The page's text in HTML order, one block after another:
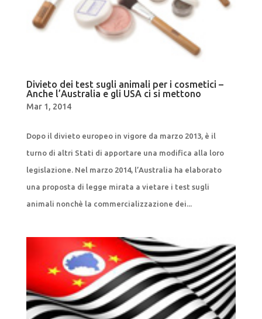
Divieto dei test sugli animali per i cosmetici –
Anche l’Australia e gli USA ci si mettono
Mar 1, 2014
Dopo il divieto europeo in vigore da marzo 2013, è il
turno di altri Stati di apportare una modifica alla loro
legislazione. Nel marzo 2014, l’Australia ha elaborato
una proposta di legge mirata a vietare i test sugli
animali nonchè la commercializzazione dei...